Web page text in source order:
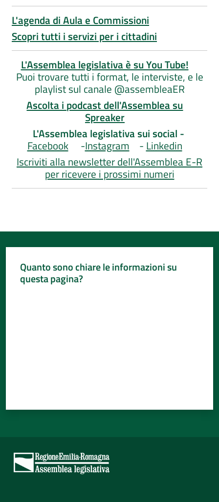
L'agenda di Aula e Commissioni
Scopri tutti i servizi per i cittadini
L'Assemblea legislativa è su You Tube!
Puoi trovare tutti i format, le interviste, e le
playlist sul canale @assembleaER
Ascolta i podcast dell'Assemblea su
Spreaker
L'Assemblea legislativa sui social -
Facebook -Instagram - Linkedin
Iscriviti alla newsletter dell'Assemblea E-R
per ricevere i prossimi numeri
Quanto sono chiare le informazioni su
questa pagina?